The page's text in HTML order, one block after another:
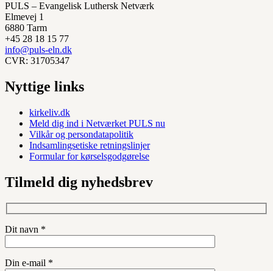
PULS – Evangelisk Luthersk Netværk
Elmevej 1
6880 Tarm
+45 28 18 15 77
info@puls-eln.dk
CVR: 31705347
Nyttige links
kirkeliv.dk
Meld dig ind i Netværket PULS nu
Vilkår og persondatapolitik
Indsamlingsetiske retningslinjer
Formular for kørselsgodgørelse
Tilmeld dig nyhedsbrev
Dit navn *
Din e-mail *